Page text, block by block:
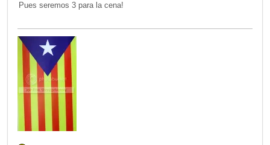
Pues seremos 3 para la cena!